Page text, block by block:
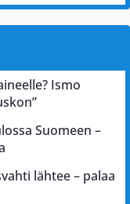
Ismo
Suomeen –
lähtee – palaa